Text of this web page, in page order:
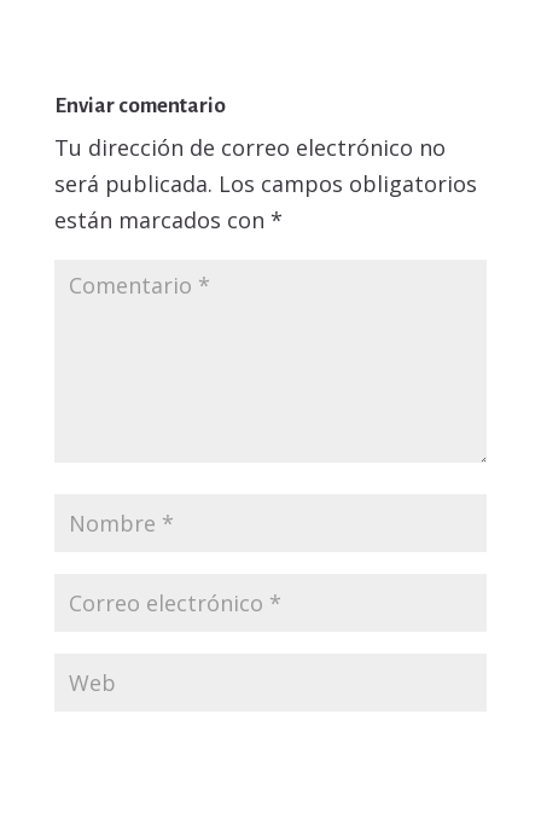
Enviar comentario
Tu dirección de correo electrónico no
será publicada. Los campos obligatorios
están marcados con *